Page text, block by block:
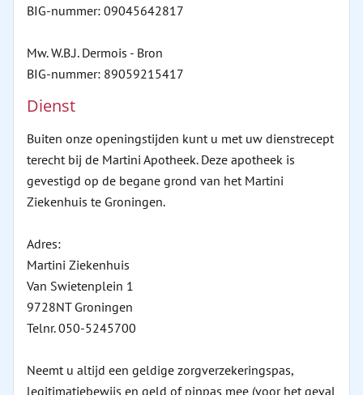
BIG-nummer: 09045642817
Mw. W.B.J. Dermois - Bron
BIG-nummer: 89059215417
Dienst
Buiten onze openingstijden kunt u met uw dienstrecept
terecht bij de Martini Apotheek. Deze apotheek is
gevestigd op de begane grond van het Martini
Ziekenhuis te Groningen.
Adres:
Martini Ziekenhuis
Van Swietenplein 1
9728NT Groningen
Telnr. 050-5245700
Neemt u altijd een geldige zorgverzekeringspas,
legitimatiebewijs en geld of pinpas mee (voor het geval